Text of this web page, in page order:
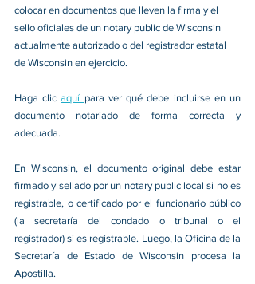
colocar en documentos que lleven la firma y el
sello oficiales de un notary public de Wisconsin
actualmente autorizado o del registrador estatal
de Wisconsin en ejercicio.
Haga clic aquí para ver qué debe incluirse en un
documento notariado de forma correcta y
adecuada.
En Wisconsin, el documento original debe estar
firmado y sellado por un notary public local si no es
registrable, o certificado por el funcionario público
(la secretaría del condado o tribunal o el
registrador) si es registrable. Luego, la Oficina de la
Secretaría de Estado de Wisconsin procesa la
Apostilla.